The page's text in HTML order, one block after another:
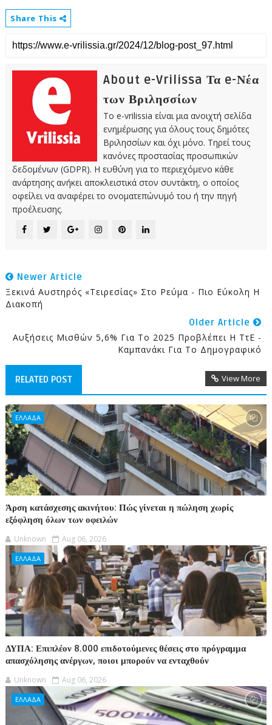
Share This
About e-Vrilissa Τα e-Νέα
των Βριλησσίων
Το e-vrilissia είναι μια ανοιχτή σελίδα
ενημέρωσης για όλους τους δημότες
Βριλησσίων και όχι μόνο. Τηρεί τους
κανόνες προστασίας προσωπικών
δεδομένων (GDPR). Η ευθύνη για το περιεχόμενο κάθε
ανάρτησης ανήκει αποκλειστικά στον συντάκτη, ο οποίος
οφείλει να αναφέρει το ονοματεπώνυμό του ή την πηγή
προέλευσης.
Newer Article
Ξεκινά Αυστηρός «Τειρεσίας» Στο Ρεύμα - Πιο Εύκολη Η
Διακοπή
Older Article
Αυξήσεις Μισθών 5,6% Για Το 2025 Προβλέπει Η ΤτΕ -
Καμπανάκι Για Το Δημογραφικό
RELATED POST View More
ΕΛΛΑΔΑ
Άρση κατάσχεσης ακινήτου: Πώς γίνεται η πώληση χωρίς
εξόφληση όλων των οφειλών
Unknown Aug 06, 2026
ΕΛΛΑΔΑ
ΔΥΠΑ: Επιπλέον 8.000 επιδοτούμενες θέσεις στο πρόγραμμα
απασχόλησης ανέργων, ποιοι μπορούν να ενταχθούν
Unknown Aug 06, 2026
ΕΛΛΑΔΑ